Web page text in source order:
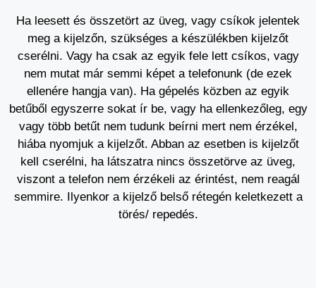
Ha leesett és összetört az üveg, vagy csíkok jelentek
meg a kijelzőn, szükséges a készülékben kijelzőt
cserélni. Vagy ha csak az egyik fele lett csíkos, vagy
nem mutat már semmi képet a telefonunk (de ezek
ellenére hangja van). Ha gépelés közben az egyik
betűből egyszerre sokat ír be, vagy ha ellenkezőleg, egy
vagy több betűt nem tudunk beírni mert nem érzékel,
hiába nyomjuk a kijelzőt. Abban az esetben is kijelzőt
kell cserélni, ha látszatra nincs összetörve az üveg,
viszont a telefon nem érzékeli az érintést, nem reagál
semmire. Ilyenkor a kijelző belső rétegén keletkezett a
törés/ repedés.